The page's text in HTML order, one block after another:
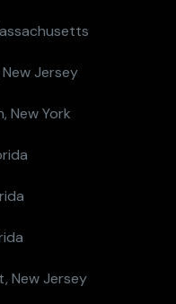
Jersey
New York
New Jersey